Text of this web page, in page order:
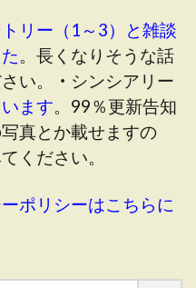
リー（1～3）と雑談
。長くなりそうな話
い。
・ シンシアリー
ます。99％更新告知
真とか載せますの
ください。
ポリシーはこちらに